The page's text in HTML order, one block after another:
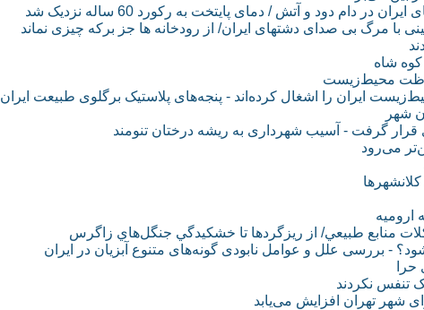
دود و آتش / دمای پایتخت به رکورد 60 ساله نزدیک شد
مرگ بی صدای دشتهای ایران/ از رودخانه ها جز برکه چیزی نماند
شاه
محیط‌زیست
ایران را اشغال کرده‌اند - پنجه‌های پلاستیک برگلوی طبیعت ایران
شهر
گرفت - آسیب شهرداری به ریشه درختان تنومند
می‌رود
منابع طبيعي/ از ريزگردها تا خشكيدگي جنگل‌هاي زاگرس
- بررسی علل و عوامل نابودی گونه‌های متنوع آبزیان در ایران
تنفس نکردند
شهر تهران افزایش می‌یابد